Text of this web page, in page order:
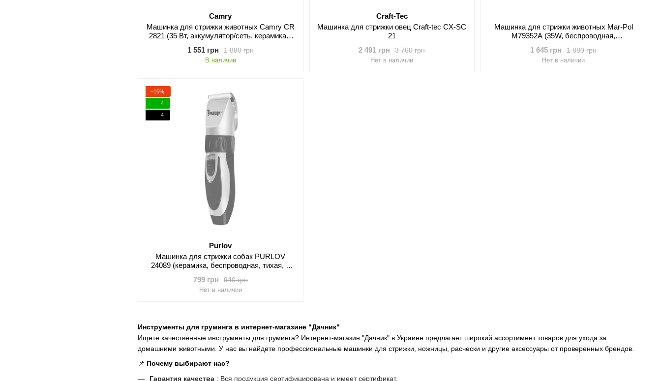
Инструменты для груминга в интернет-магазине "Дачник"
Ищете качественные инструменты для груминга? Интернет-магазин "Дачник" в Украине предлагает широкий ассортимент товаров для ухода за
домашними животными. У нас вы найдете профессиональные машинки для стрижки, ножницы, расчески и другие аксессуары от проверенных брендов.
📌 Почему выбирают нас?
Гарантия качества : Вся продукция сертифицирована и имеет сертификат.
Camry
Машинка для стрижки животных Camry CR
2821 (35 Вт, аккумулятор/сеть, керамика и
1 880 грн
1 551 грн
В наличии
Craft-Tec
Машинка для стрижки овец Craft-tec CX-SC
21
3 760 грн
2 491 грн
Нет в наличии
Машинка для стрижки животных Mar-Pol
M79352A (35W, беспроводная,
1 880 грн
1 645 грн
Нет в наличии
−15%
4
4
Purlov
Машинка для стрижки собак PURLOV
24089 (керамика, беспроводная, тихая, 5
940 грн
799 грн
Нет в наличии